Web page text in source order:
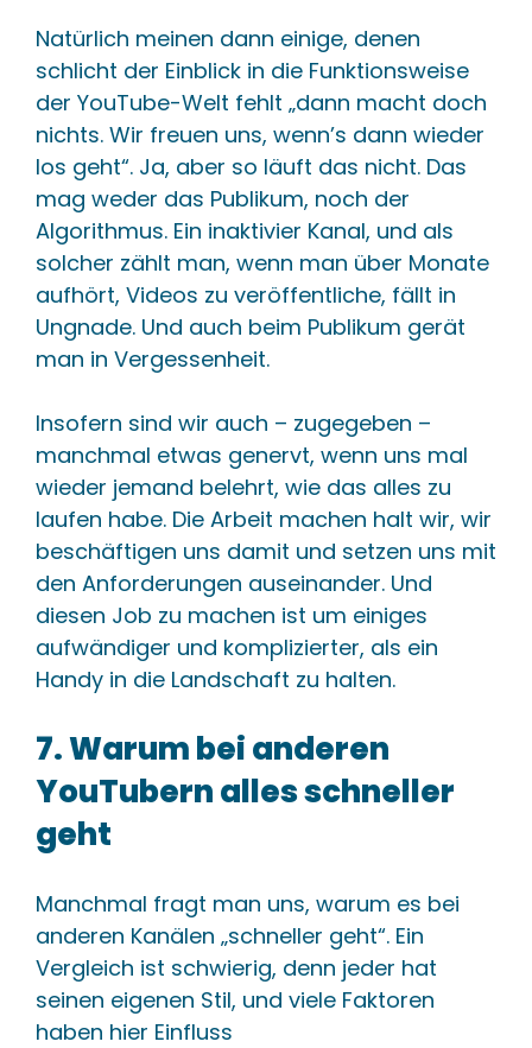
Natürlich meinen dann einige, denen
schlicht der Einblick in die Funktionsweise
der YouTube-Welt fehlt „dann macht doch
nichts. Wir freuen uns, wenn’s dann wieder
los geht“. Ja, aber so läuft das nicht. Das
mag weder das Publikum, noch der
Algorithmus. Ein inaktivier Kanal, und als
solcher zählt man, wenn man über Monate
aufhört, Videos zu veröffentliche, fällt in
Ungnade. Und auch beim Publikum gerät
man in Vergessenheit.
Insofern sind wir auch – zugegeben –
manchmal etwas genervt, wenn uns mal
wieder jemand belehrt, wie das alles zu
laufen habe. Die Arbeit machen halt wir, wir
beschäftigen uns damit und setzen uns mit
den Anforderungen auseinander. Und
diesen Job zu machen ist um einiges
aufwändiger und komplizierter, als ein
Handy in die Landschaft zu halten.
7. Warum bei anderen
YouTubern alles schneller
geht
Manchmal fragt man uns, warum es bei
anderen Kanälen „schneller geht“. Ein
Vergleich ist schwierig, denn jeder hat
seinen eigenen Stil, und viele Faktoren
haben hier Einfluss